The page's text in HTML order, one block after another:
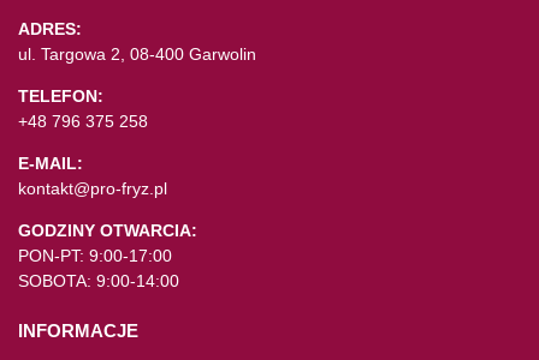
ADRES:
ul. Targowa 2, 08-400 Garwolin
TELEFON:
+48 796 375 258
E-MAIL:
kontakt@pro-fryz.pl
GODZINY OTWARCIA:
PON-PT: 9:00-17:00
SOBOTA: 9:00-14:00
INFORMACJE